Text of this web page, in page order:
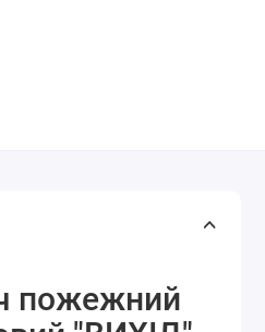
пожежний